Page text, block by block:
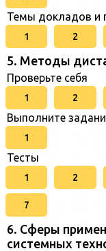
Темы докладов и
1 2
5. Методы
Проверьте себя
1 2
Выполните
1
Тесты
1 2
7
6. Сферы
системных